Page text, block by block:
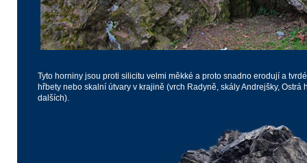
Tyto horniny jsou proti silicitu velmi měkké a proto snadno erodují a
hřbety nebo skalní útvary v krajině (vrch Radyně, skály Andrejšky,
dalších).